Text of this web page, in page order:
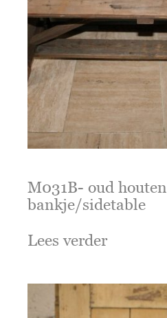
M031B- oud houten
bankje/sidetable
Lees verder